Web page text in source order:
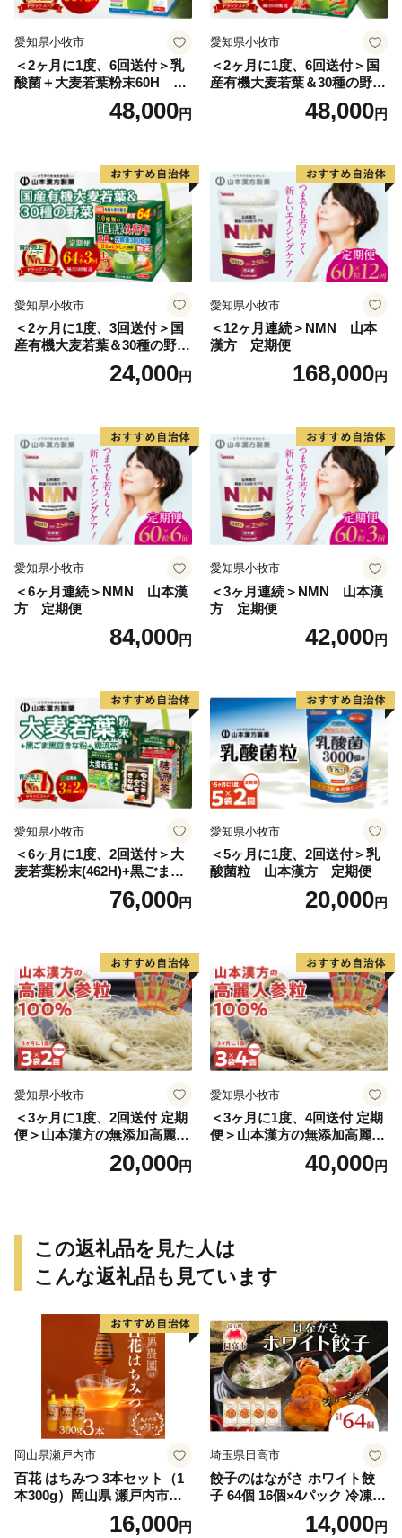
える”（小野道風）をイメージし、「考える」「人をか
う5つの”かえる”にひっかけ、ネーミングしています。
農業は、温暖な気候を活かし、ミニトマトなど野菜を中
の伊勢エビ等を対象とした刺し網漁業とアワビ、トコブ
シ、海草等の採貝漁業がおこなわれ、沖合ではイサキ、
タイ等を対象とした一本釣りやイワシ等を対象とした敷
き網（棒受け網）漁業、タチウオ、フグ等を対象とした
延べ縄漁業など、農林水産業が盛んな町です。
【印南祭り】
印南町を祭り一色に染める「印南祭り」。毎年10月2
日、日高地方の秋祭りのトップを切って行われる、宇杉
八幡と山口八幡両神社の合同秋季祭礼です。
川に飛び込み、祭装束の男衆が肩まで水につかりながら
川を渡る勇ましい祭り。一方の山口八幡神社の祭礼は6
台の屋台と神輿が登場。屋台をぶつけ合いながら印南港
まで御渡、浜辺では雑賀踊りや奴踊り、獅子舞が奉納さ
れます。
愛知県小牧市
＜2ヶ月に1度、6回送付＞乳
酸菌＋大麦若葉粉末60H 山
48,000円
愛知県小牧市
＜2ヶ月に1度、6回送付＞国
産有機大麦若葉＆30種の野
菜 山本漢方 定期便
48,000円
愛知県小牧市
＜2ヶ月に1度、3回送付＞国
産有機大麦若葉＆30種の野
菜 山本漢方 定期便
24,000円
愛知県小牧市
＜12ヶ月連続＞NMN 山本
漢方 定期便
168,000円
愛知県小牧市
＜6ヶ月連続＞NMN 山本漢
方 定期便
84,000円
愛知県小牧市
＜3ヶ月連続＞NMN 山本漢
方 定期便
42,000円
愛知県小牧市
＜6ヶ月に1度、2回送付＞大
麦若葉粉末(462H)+黒ごま黒
豆きな粉+ 糖流茶 山本漢
76,000円
愛知県小牧市
＜5ヶ月に1度、2回送付＞乳
酸菌粒 山本漢方 定期便
20,000円
愛知県小牧市
＜3ヶ月に1度、2回送付 定期
便＞山本漢方の無添加高麗人
20,000円
愛知県小牧市
＜3ヶ月に1度、4回送付 定期
便＞山本漢方の無添加高麗人
40,000円
この返礼品を見た人は
こんな返礼品も見ています
岡山県瀬戸内市
百花 はちみつ 3本セット（1
本300g）岡山県 瀬戸内市産
石黒農園 ヨーグルト パン 砂
糖の代わり 香り高い いい香
16,000円
埼玉県日高市
餃子のはながさ ホワイト餃
子 64個 16個×4パック 冷凍
中華 点心 B級グルメ ご当地
野菜 おつまみ おかず 簡単調
14,000円